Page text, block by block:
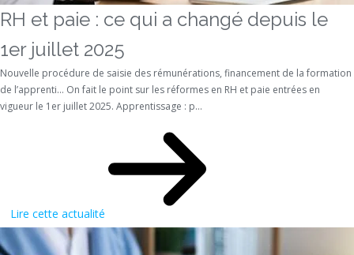
RH et paie : ce qui a changé depuis le
1er juillet 2025
Nouvelle procédure de saisie des rémunérations, financement de la formation
de l’apprenti… On fait le point sur les réformes en RH et paie entrées en
vigueur le 1er juillet 2025. Apprentissage : p...
Lire cette actualité